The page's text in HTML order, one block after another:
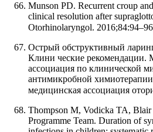
Munson PD. Recurrent croup
clinical resolution after
Otorhinolaryngol.
Острый обструктивный
Клини ческие рекомендации.
ассоциация по клинической
антимикробной
медицинская ассоциация
Thompson M, Vodicka TA,
Programme Team. Duration of